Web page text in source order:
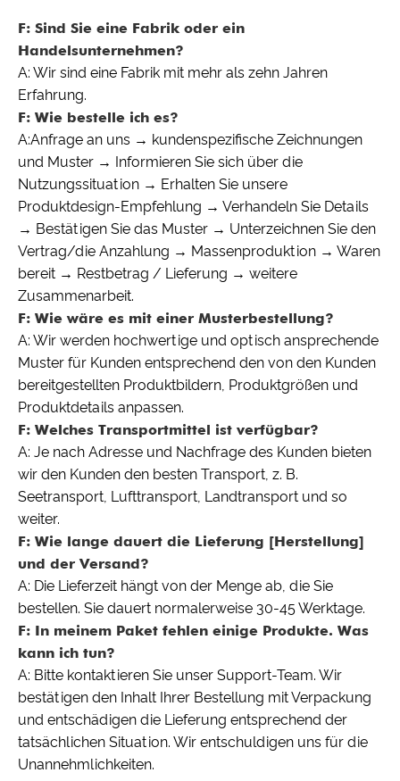
F: Sind Sie eine Fabrik oder ein
Handelsunternehmen?
A: Wir sind eine Fabrik mit mehr als zehn Jahren
Erfahrung.
F: Wie bestelle ich es?
A:Anfrage an uns → kundenspezifische Zeichnungen
und Muster → Informieren Sie sich über die
Nutzungssituation → Erhalten Sie unsere
Produktdesign-Empfehlung → Verhandeln Sie Details
→ Bestätigen Sie das Muster → Unterzeichnen Sie den
Vertrag/die Anzahlung → Massenproduktion → Waren
bereit → Restbetrag / Lieferung → weitere
Zusammenarbeit.
F: Wie wäre es mit einer Musterbestellung?
A: Wir werden hochwertige und optisch ansprechende
Muster für Kunden entsprechend den von den Kunden
bereitgestellten Produktbildern, Produktgrößen und
Produktdetails anpassen.
F: Welches Transportmittel ist verfügbar?
A: Je nach Adresse und Nachfrage des Kunden bieten
wir den Kunden den besten Transport, z. B.
Seetransport, Lufttransport, Landtransport und so
weiter.
F: Wie lange dauert die Lieferung [Herstellung]
und der Versand?
A: Die Lieferzeit hängt von der Menge ab, die Sie
bestellen. Sie dauert normalerweise 30-45 Werktage.
F: In meinem Paket fehlen einige Produkte. Was
kann ich tun?
A: Bitte kontaktieren Sie unser Support-Team. Wir
bestätigen den Inhalt Ihrer Bestellung mit Verpackung
und entschädigen die Lieferung entsprechend der
tatsächlichen Situation. Wir entschuldigen uns für die
Unannehmlichkeiten.